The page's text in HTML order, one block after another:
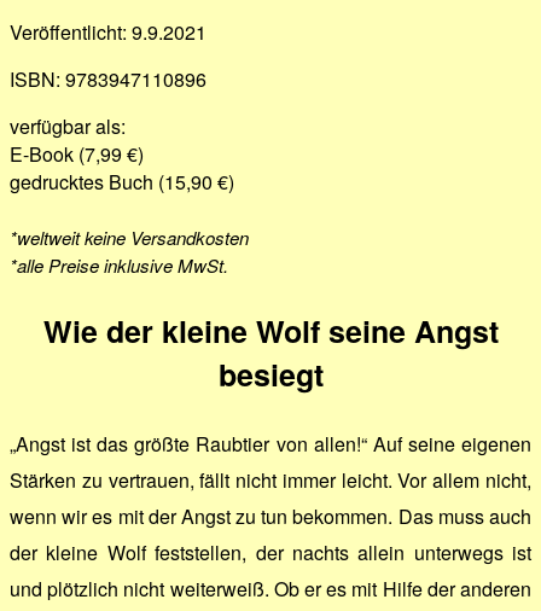
Veröffentlicht: 9.9.2021
ISBN: 9783947110896
verfügbar als:
E-Book (7,99 €)
gedrucktes Buch (15,90 €)
*weltweit keine Versandkosten
*alle Preise inklusive MwSt.
Wie der kleine Wolf seine Angst
besiegt
„Angst ist das größte Raubtier von allen!“ Auf seine eigenen
Stärken zu vertrauen, fällt nicht immer leicht. Vor allem nicht,
wenn wir es mit der Angst zu tun bekommen. Das muss auch
der kleine Wolf feststellen, der nachts allein unterwegs ist
und plötzlich nicht weiterweiß. Ob er es mit Hilfe der anderen